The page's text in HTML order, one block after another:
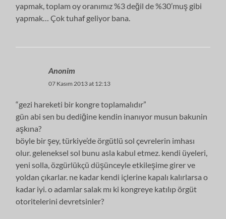
yapmak, toplam oy oranımız %3 değil de %30’muş gibi
yapmak… Çok tuhaf geliyor bana.
Anonim
07 Kasım 2013 at 12:13
“gezi hareketi bir kongre toplamalıdır”
gün abi sen bu dediğine kendin inanıyor musun bakunin
aşkına?
böyle bir şey, türkiye’de örgütlü sol çevrelerin imhası
olur. geleneksel sol bunu asla kabul etmez. kendi üyeleri,
yeni solla, özgürlükçü düşünceyle etkileşime girer ve
yoldan çıkarlar. ne kadar kendi içlerine kapalı kalırlarsa o
kadar iyi. o adamlar salak mı ki kongreye katılıp örgüt
otoritelerini devretsinler?